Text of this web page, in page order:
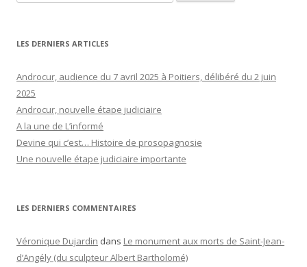
LES DERNIERS ARTICLES
Androcur, audience du 7 avril 2025 à Poitiers, délibéré du 2 juin
2025
Androcur, nouvelle étape judiciaire
A la une de L’informé
Devine qui c’est… Histoire de prosopagnosie
Une nouvelle étape judiciaire importante
LES DERNIERS COMMENTAIRES
Véronique Dujardin dans Le monument aux morts de Saint-Jean-
d’Angély (du sculpteur Albert Bartholomé)